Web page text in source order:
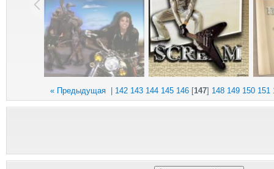
« Предыдущая 142 143 144 145 146 [147] 148 149 150 151